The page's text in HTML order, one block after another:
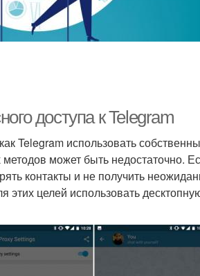
доступа к Telegram
Telegram использовать
может быть недостаточно.
контакты и не получить
целей использовать